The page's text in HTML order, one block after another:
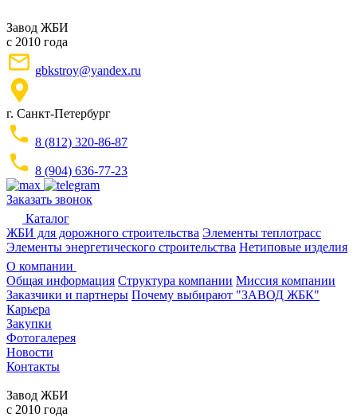
Завод ЖБИ
с 2010 года
gbkstroy@yandex.ru
г. Санкт-Петербург
8 (812) 320-86-87
8 (904) 636-77-23
Заказать звонок
Каталог
ЖБИ для дорожного строительства Элементы теплотрасс
Элементы энергетического строительства Нетиповые изделия
О компании
Общая информация Структура компании Миссия компании
Заказчики и партнеры Почему выбирают "ЗАВОД ЖБК"
Карьера
Закупки
Фотогалерея
Новости
Контакты
Завод ЖБИ
с 2010 года